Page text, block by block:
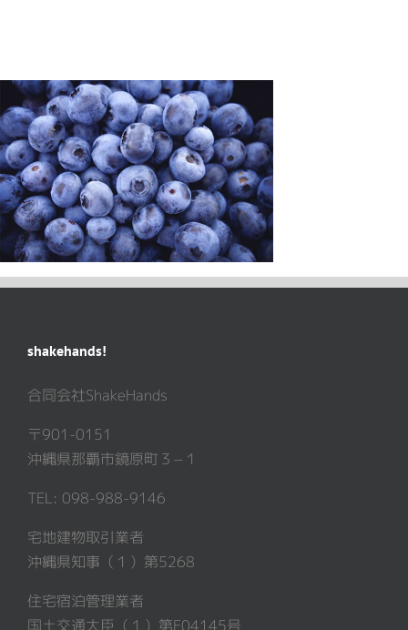
shakehands!
合同会社ShakeHands
〒901-0151
沖縄県那覇市鏡原町３−１
TEL: 098-988-9146
宅地建物取引業者
沖縄県知事（１）第5268
住宅宿泊管理業者
国土交通大臣（１）第F04145号